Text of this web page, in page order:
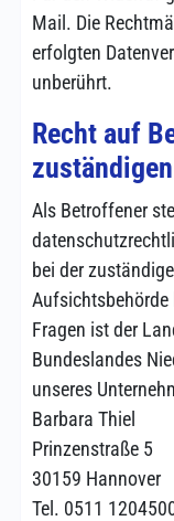
Mail. Die
erfolgten
unberührt.
Recht auf
Als Betroffener
bei der
Fragen ist der
Bundeslandes
unseres
Barbara Thiel
Prinzenstraße 5
30159 Hannover
Tel. 0511